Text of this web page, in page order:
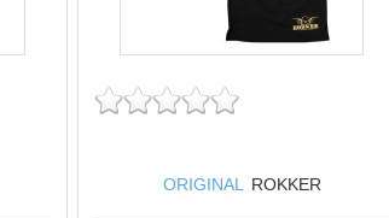
ORIGINAL ROKKER